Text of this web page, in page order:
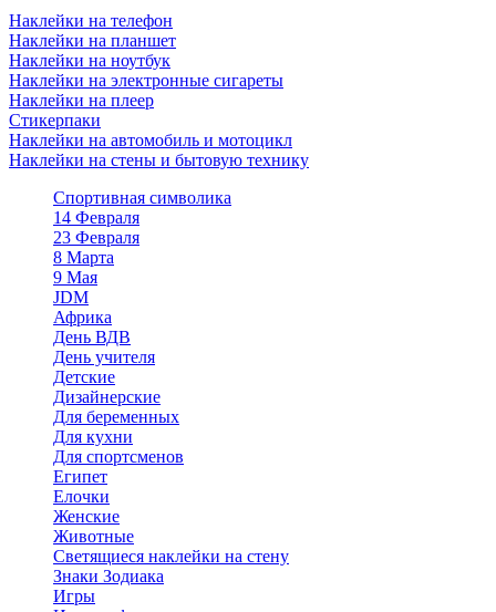
Наклейки на телефон
Наклейки на планшет
Наклейки на ноутбук
Наклейки на электронные сигареты
Наклейки на плеер
Стикерпаки
Наклейки на автомобиль и мотоцикл
Наклейки на стены и бытовую технику
Спортивная символика
14 Февраля
23 Февраля
8 Марта
9 Мая
JDM
Африка
День ВДВ
День учителя
Детские
Дизайнерские
Для беременных
Для кухни
Для спортсменов
Египет
Елочки
Женские
Животные
Светящиеся наклейки на стену
Знаки Зодиака
Игры